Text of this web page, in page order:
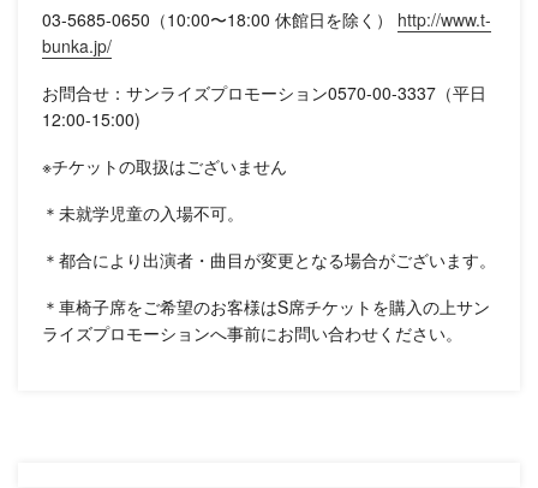
03-5685-0650（10:00〜18:00 休館日を除く） http://www.t-
bunka.jp/
お問合せ：サンライズプロモーション0570-00-3337（平日
12:00-15:00)
※チケットの取扱はございません
＊未就学児童の入場不可。
＊都合により出演者・曲目が変更となる場合がございます。
＊車椅子席をご希望のお客様はS席チケットを購入の上サン
ライズプロモーションへ事前にお問い合わせください。